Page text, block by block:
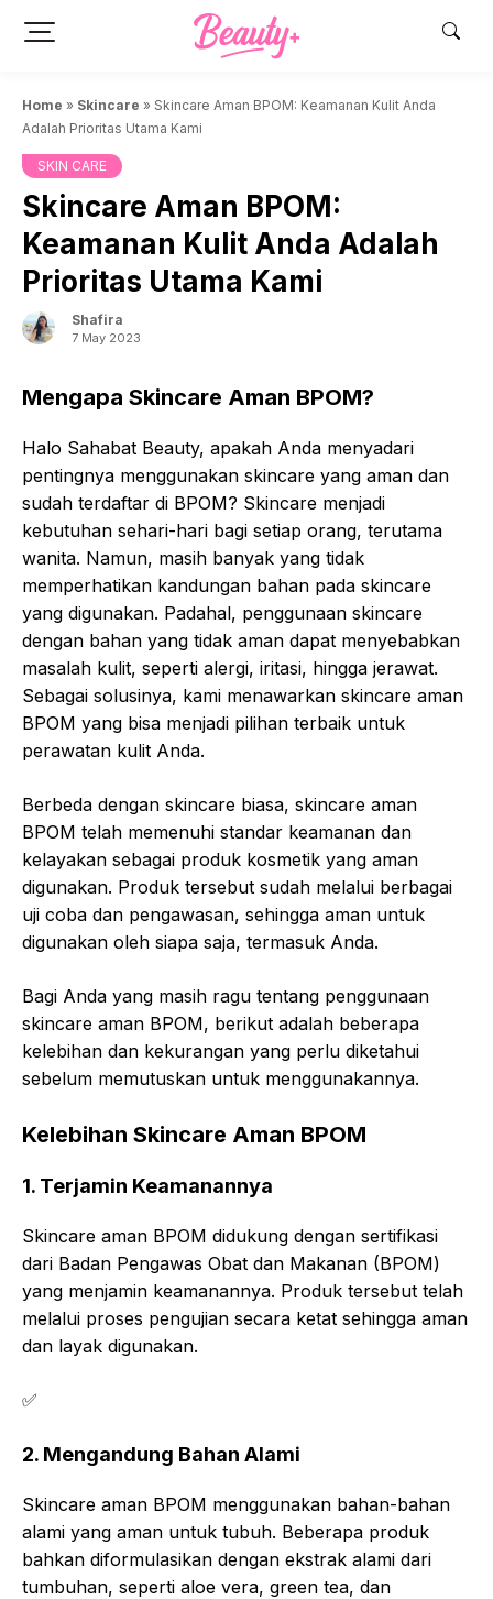
Home » Skincare » Skincare Aman BPOM: Keamanan Kulit Anda
Adalah Prioritas Utama Kami
SKIN CARE
Skincare Aman BPOM:
Keamanan Kulit Anda Adalah
Prioritas Utama Kami
Shafira
7 May 2023
Mengapa Skincare Aman BPOM?
Halo Sahabat Beauty, apakah Anda menyadari
pentingnya menggunakan skincare yang aman dan
sudah terdaftar di BPOM? Skincare menjadi
kebutuhan sehari-hari bagi setiap orang, terutama
wanita. Namun, masih banyak yang tidak
memperhatikan kandungan bahan pada skincare
yang digunakan. Padahal, penggunaan skincare
dengan bahan yang tidak aman dapat menyebabkan
masalah kulit, seperti alergi, iritasi, hingga jerawat.
Sebagai solusinya, kami menawarkan skincare aman
BPOM yang bisa menjadi pilihan terbaik untuk
perawatan kulit Anda.
Berbeda dengan skincare biasa, skincare aman
BPOM telah memenuhi standar keamanan dan
kelayakan sebagai produk kosmetik yang aman
digunakan. Produk tersebut sudah melalui berbagai
uji coba dan pengawasan, sehingga aman untuk
digunakan oleh siapa saja, termasuk Anda.
Bagi Anda yang masih ragu tentang penggunaan
skincare aman BPOM, berikut adalah beberapa
kelebihan dan kekurangan yang perlu diketahui
sebelum memutuskan untuk menggunakannya.
Kelebihan Skincare Aman BPOM
1. Terjamin Keamanannya
Skincare aman BPOM didukung dengan sertifikasi
dari Badan Pengawas Obat dan Makanan (BPOM)
yang menjamin keamanannya. Produk tersebut telah
melalui proses pengujian secara ketat sehingga aman
dan layak digunakan.
✅
2. Mengandung Bahan Alami
Skincare aman BPOM menggunakan bahan-bahan
alami yang aman untuk tubuh. Beberapa produk
bahkan diformulasikan dengan ekstrak alami dari
tumbuhan, seperti aloe vera, green tea, dan